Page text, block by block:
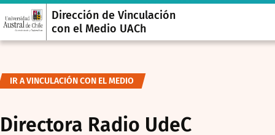
Dirección de Vinculación
con el Medio UACh
IR A VINCULACIÓN CON EL MEDIO
Directora Radio UdeC